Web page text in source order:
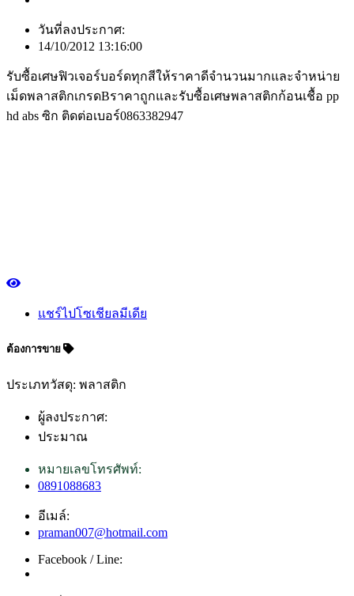
วันที่ลงประกาศ:
14/10/2012 13:16:00
รับซื้อเศษฟิวเจอร์บอร์ดทุกสีให้ราคาดีจำนวนมากและจำหน่าย
เม็ดพลาสติกเกรดBราคาถูกและรับซื้อเศษพลาสติกก้อนเชื้อ pp
hd abs ซิก ติดต่อเบอร์0863382947
แชร์ไปโซเชียลมีเดีย
ต้องการขาย
ประเภทวัสดุ: พลาสติก
ผู้ลงประกาศ:
ประมาณ
หมายเลขโทรศัพท์:
0891088683
อีเมล์:
praman007@hotmail.com
Facebook / Line: